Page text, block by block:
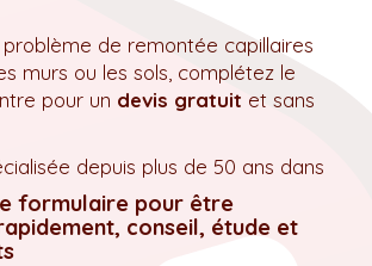
problème de remontée capillaires
murs ou les sols, complétez le
pour un devis gratuit et sans
depuis plus de 50 ans dans
formulaire pour être
conseil, étude et